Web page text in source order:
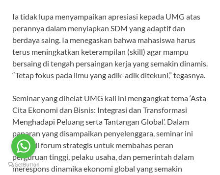
Ia tidak lupa menyampaikan apresiasi kepada UMG atas
perannya dalam menyiapkan SDM yang adaptif dan
berdaya saing. Ia menegaskan bahwa mahasiswa harus
terus meningkatkan keterampilan (skill) agar mampu
bersaing di tengah persaingan kerja yang semakin dinamis.
“Tetap fokus pada ilmu yang adik-adik ditekuni,” tegasnya.
Seminar yang dihelat UMG kali ini mengangkat tema ‘Asta
Cita Ekonomi dan Bisnis: Integrasi dan Transformasi
Menghadapi Peluang serta Tantangan Global’. Dalam
paparan yang disampaikan penyelenggara, seminar ini
menjadi forum strategis untuk membahas peran
perguruan tinggi, pelaku usaha, dan pemerintah dalam
merespons dinamika ekonomi global yang semakin